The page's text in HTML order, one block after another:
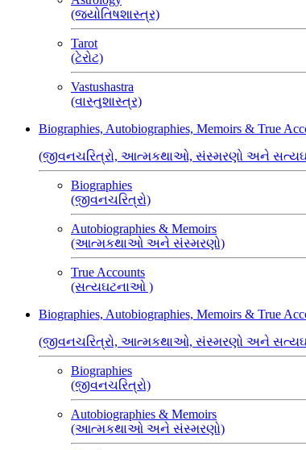
(જ્યોતિષશાસ્ત્ર)
Tarot
(ટેરોટ)
Vastushastra
(વાસ્તુશાસ્ત્ર)
Biographies, Autobiographies, Memoirs & True
(જીવનચરિત્રો, આત્મકથાઓ, સંસ્મરણો અને
Biographies
(જીવનચરિત્રો)
Autobiographies & Memoirs
(આત્મકથાઓ અને સંસ્મરણો)
True Accounts
(સત્યઘટનાઓ )
Biographies, Autobiographies, Memoirs & True
(જીવનચરિત્રો, આત્મકથાઓ, સંસ્મરણો અને
Biographies
(જીવનચરિત્રો)
Autobiographies & Memoirs
(આત્મકથાઓ અને સંસ્મરણો)